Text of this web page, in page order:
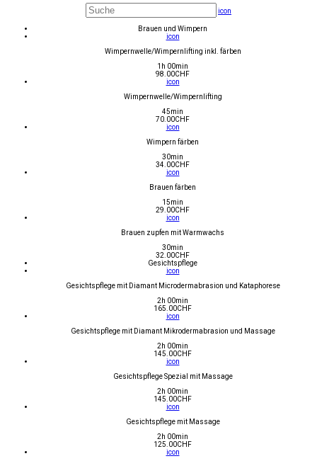
icon
Brauen und Wimpern
icon
Wimpernwelle/Wimpernlifting inkl. färben
1h 00min
98.00CHF
icon
Wimpernwelle/Wimpernlifting
45min
70.00CHF
icon
Wimpern färben
30min
34.00CHF
icon
Brauen färben
15min
29.00CHF
icon
Brauen zupfen mit Warmwachs
30min
32.00CHF
Gesichtspflege
icon
Gesichtspflege mit Diamant Microdermabrasion und Kataphorese
2h 00min
165.00CHF
icon
Gesichtspflege mit Diamant Mikrodermabrasion und Massage
2h 00min
145.00CHF
icon
Gesichtspflege Spezial mit Massage
2h 00min
145.00CHF
icon
Gesichtspflege mit Massage
2h 00min
125.00CHF
icon